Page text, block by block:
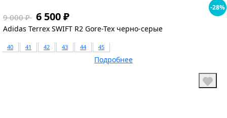
-28%
Adidas Terrex SWIFT R2 Gore-Tex черно-серые
40 41 42 43 44 45
9 000 ₽ 6 500 ₽
Подробнее